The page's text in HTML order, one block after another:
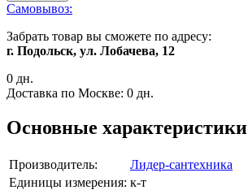
Самовывоз:
Забрать товар вы сможете по адресу:
г. Подольск, ул. Лобачева, 12
0 дн.
Доставка по Москве: 0 дн.
Основные характеристики
Производитель:
Лидер-сантехника
Единицы измерения: к-т